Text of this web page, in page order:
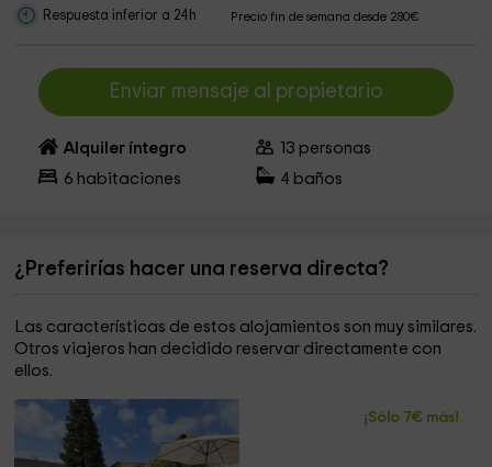
Respuesta inferior a 24h Precio fin de semana desde 280€
Enviar mensaje al propietario
Alquiler íntegro 13 personas
6 habitaciones 4 baños
¿Preferirías hacer una reserva directa?
Las características de estos alojamientos son muy similares.
Otros viajeros han decidido reservar directamente con
ellos.
¡Sólo 7€ más!